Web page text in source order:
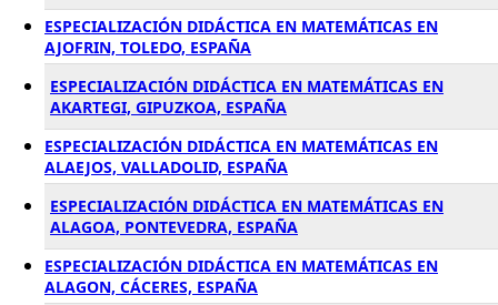
ESPECIALIZACIÓN DIDÁCTICA EN MATEMÁTICAS EN
AJOFRIN, TOLEDO, ESPAÑA
ESPECIALIZACIÓN DIDÁCTICA EN MATEMÁTICAS EN
AKARTEGI, GIPUZKOA, ESPAÑA
ESPECIALIZACIÓN DIDÁCTICA EN MATEMÁTICAS EN
ALAEJOS, VALLADOLID, ESPAÑA
ESPECIALIZACIÓN DIDÁCTICA EN MATEMÁTICAS EN
ALAGOA, PONTEVEDRA, ESPAÑA
ESPECIALIZACIÓN DIDÁCTICA EN MATEMÁTICAS EN
ALAGON, CÁCERES, ESPAÑA